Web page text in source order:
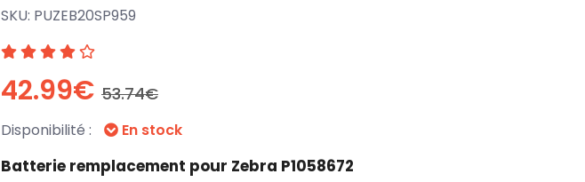
SKU: PUZEB20SP959
42.99€ 53.74€
Disponibilité : En stock
Batterie remplacement pour Zebra P1058672